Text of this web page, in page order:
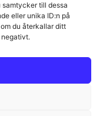
till dessa
eller unika ID:n på
du återkallar ditt